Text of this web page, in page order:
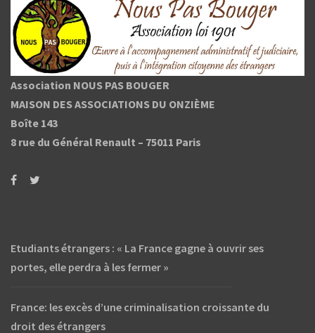
Association NOUS PAS BOUGER
MAISON DES ASSOCIATIONS DU ONZIÈME
Boîte 143
8 rue du Général Renault – 75011 Paris
Etudiants étrangers : « La France gagne à ouvrir ses
portes, elle perdra à les fermer »
France: les excès d’une criminalisation croissante du
droit des étrangers